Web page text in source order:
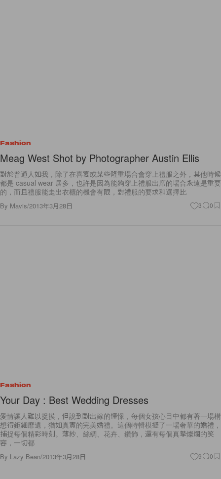
Fashion
Meag West Shot by Photographer Austin Ellis
對於普通人如我，除了在喜宴或某些隆重場合會穿上禮服之外，其他時候
都是 casual wear 居多，也許是因為能夠穿上禮服出席的場合永遠是重要
的，而且禮服能走出衣櫃的機會有限，對禮服的要求和選擇比
By Mavis/2013年3月28日 3 0
Fashion
Your Day : Best Wedding Dresses
愛情讓人難以捉摸，但說到對出嫁的憧憬，每個女孩心目中都有著一場構
想得鉅細靡遺，猶如真實的完美婚禮。這個特輯模擬了一場奢華的婚禮，
捕捉每個精彩時刻。薄紗、絲綢、花卉、鑽飾，還有每個真摯燦爛的笑
容，一切都
By Lazy Bean/2013年3月28日 9 0